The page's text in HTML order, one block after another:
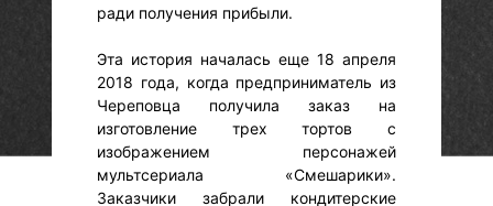
ради получения прибыли.
Эта история началась еще 18 апреля
2018 года, когда предприниматель из
Череповца получила заказ на
изготовление трех тортов с
изображением персонажей
мультсериала «Смешарики».
Заказчики забрали кондитерские